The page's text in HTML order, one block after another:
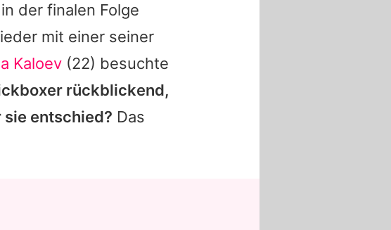
der finalen Folge
mit einer seiner
Kaloev (22) besuchte
rückblickend,
entschied? Das